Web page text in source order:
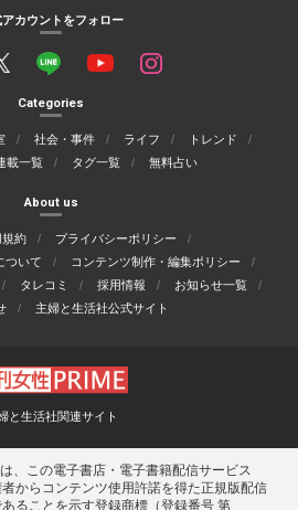
カウントをフォロー
Categories
社会・事件 ライフ
トレンド
載一覧 タグ一覧 無料占い
About us
約
プライバシーポリシー
ついて
コンテンツ制作・編集ポリシー
タレコミ 採用情報
お知らせ一覧
主婦と生活社公式サイト
と生活社関連サイト
、この電子書店・電子書籍配信サービス
からコンテンツ使用許諾を得た正規版配信
ることを示す登録商標（登録番号 第